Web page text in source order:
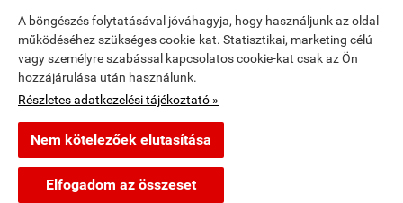
A böngészés folytatásával jóváhagyja, hogy használjunk az oldal
működéséhez szükséges cookie-kat. Statisztikai, marketing célú
vagy személyre szabással kapcsolatos cookie-kat csak az Ön
hozzájárulása után használunk.
Részletes adatkezelési tájékoztató »
Nem kötelezőek elutasítása
Elfogadom az összeset
Videó receptek megtekintése|Macaron tanfolyam|
Spanyoltanulás magyarul - Online spanyol oktató alkalmazás
Konyhai kiegészítők és kellékek
Webáruház készítés